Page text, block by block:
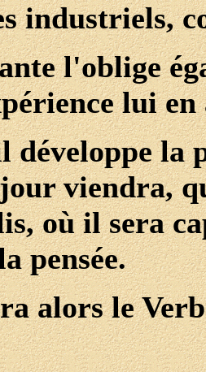
industriels,
l'oblige
lui
développe la
jour viendra,
où il sera
pensée.
alors le